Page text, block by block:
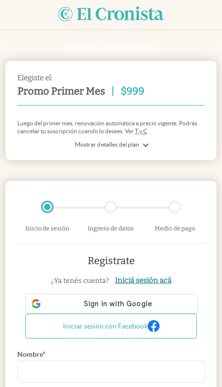
Elegiste el:
Promo Primer Mes $999
Mostrar detalles del plan
Luego del primer mes, renovación automática a precio vigente. Podrás
cancelar tu suscripción cuando lo desees. VerT y C
Inicio de sesión Ingreso de datos Medio de pago
Registrate
¿Ya tenés cuenta? Iniciá sesión acá
Iniciar sesión con Facebook
Nombre*